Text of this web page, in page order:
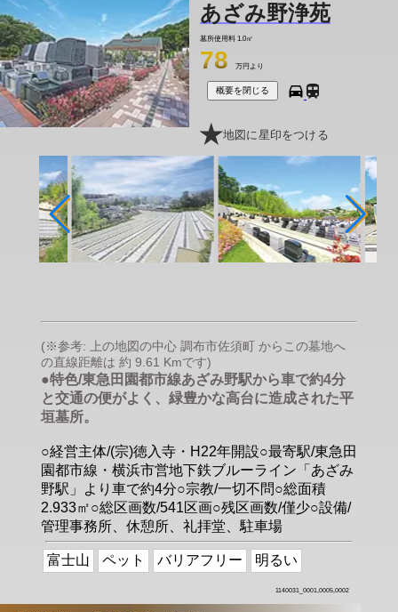
あざみ野浄苑
墓所使用料 1.0㎡
78 万円より
概要を閉じる
地図に星印をつける
(※参考: 上の地図の中心 調布市佐須町 からこの墓地へ
の直線距離は 約 9.61 Kmです)
●特色/東急田園都市線あざみ野駅から車で約4分
と交通の便がよく、緑豊かな高台に造成された平
垣墓所。
○経営主体/(宗)徳入寺・H22年開設○最寄駅/東急田
園都市線・横浜市営地下鉄ブルーライン「あざみ
野駅」より車で約4分○宗教/一切不問○総面積
2.933㎡○総区画数/541区画○残区画数/僅少○設備/
管理事務所、休憩所、礼拝堂、駐車場
富士山 ペット バリアフリー 明るい
1140031_0001,0005,0002